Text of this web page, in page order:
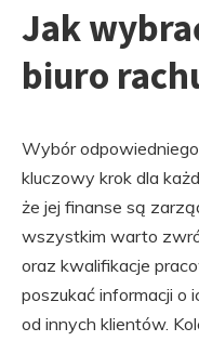
Jak
biuro
Wybór
kluczowy krok dla
że jej finanse są
wszystkim warto
oraz kwalifikacje
poszukać informacji o
od innych klientów.